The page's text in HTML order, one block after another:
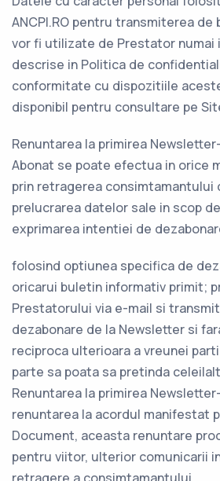
ANCPI.RO pentru transmiterea
vor fi utilizate de Prestator numai
descrise in Politica de
conformitate cu dispozitiile
disponibil pentru consultare pe
Renuntarea la primirea
Abonat se poate efectua in orice
prin retragerea consimtamantului
prelucrarea datelor sale in scop
exprimarea intentiei de
folosind optiunea specifica de
oricarui buletin informativ primit;
Prestatorului via e-mail si
dezabonare de la Newsletter si
reciproca ulterioara a vreunei
parte sa poata sa pretinda
Renuntarea la primirea
renuntarea la acordul manifestat
Document, aceasta renuntare
pentru viitor, ulterior comunicarii